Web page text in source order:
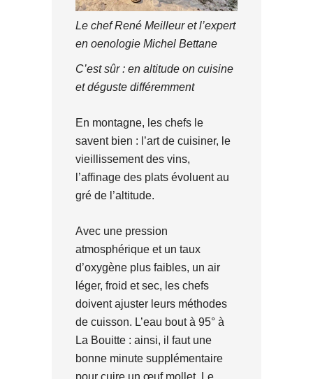
Le chef René Meilleur et l’expert
en oenologie Michel Bettane
C’est sûr : en altitude on cuisine
et déguste différemment
En montagne, les chefs le
savent bien : l’art de cuisiner, le
vieillissement des vins,
l’affinage des plats évoluent au
gré de l’altitude.
Avec une pression
atmosphérique et un taux
d’oxygène plus faibles, un air
léger, froid et sec, les chefs
doivent ajuster leurs méthodes
de cuisson. L’eau bout à 95° à
La Bouitte : ainsi, il faut une
bonne minute supplémentaire